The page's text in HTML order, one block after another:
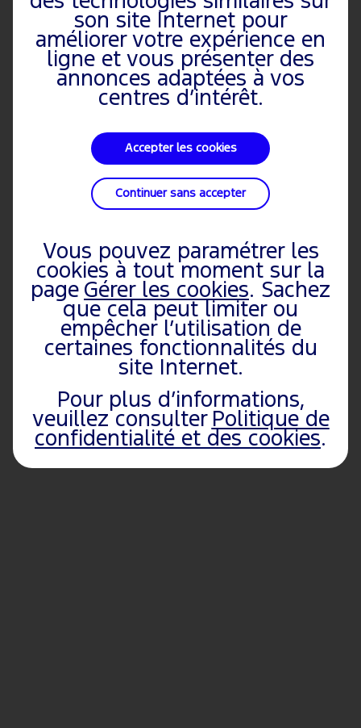
son site Internet pour
améliorer votre expérience en
ligne et vous présenter des
annonces adaptées à vos
centres d’intérêt.
Accepter les cookies
Continuer sans accepter
Vous pouvez paramétrer les
cookies à tout moment sur la
page Gérer les cookies. Sachez
que cela peut limiter ou
empêcher l’utilisation de
certaines fonctionnalités du
site Internet.
Pour plus d’informations,
veuillez consulter Politique de
confidentialité et des cookies.